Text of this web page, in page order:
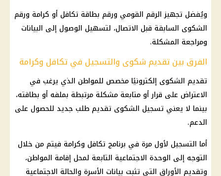
ويُفضل تجهيزالرقم القومي ورقم بطاقة تكافل أو كرامة ورقم
الشكوى السابقة قبل الاتصال، لتسهيل الوصول إلى البيانات
ومراجعة المشكلة.
الفرق بين تقديم شكوى والتسجيل في تكافل وكرامة
تقديم الشكوى إلكترونيًا مخصص للمواطن الذي يرغب في
الاعتراض على قرار أو متابعة مشكلة مرتبطة بملفه أو بطاقته،
بينما لا يعني تسجيل الشكوى تقديم طلب جديد للحصول على
الدعم.
أما التسجيل لأول مرة في برنامج تكافل وكرامة فيتم من خلال
التوجه إلى الوحدة الاجتماعية التابعة لمحل إقامة المواطن،
وتقديم الأوراق التي تثبت بيانات الأسرة والحالة الاجتماعية